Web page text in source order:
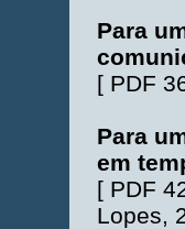
Para
[ PDF
Para
em
[ PDF
Lopes,